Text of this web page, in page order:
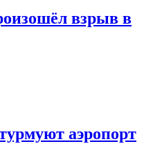
взрыв в
аэропорт